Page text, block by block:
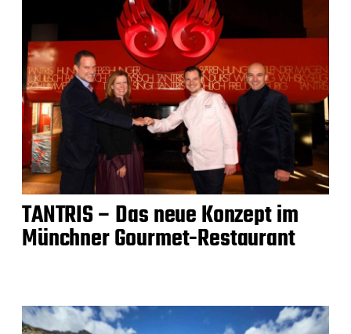
TANTRIS – Das neue Konzept im
Münchner Gourmet-Restaurant